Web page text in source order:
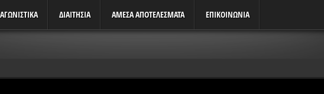
ΑΓΩΝΙΣΤΙΚΆ ΔΙΑΙΤΗΣΙΑ ΑΜΕΣΑ ΑΠΟΤΕΛΕΣΜΑΤΑ ΕΠΙΚΟΙΝΩΝΙΑ